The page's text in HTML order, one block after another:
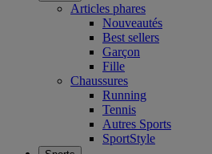
Articles phares
Nouveautés
Best sellers
Garçon
Fille
Chaussures
Running
Tennis
Autres Sports
SportStyle